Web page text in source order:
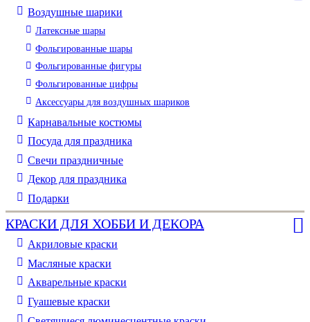
Воздушные шарики
Латексные шары
Фольгированные шары
Фольгированные фигуры
Фольгированные цифры
Аксессуары для воздушных шариков
Карнавальные костюмы
Посуда для праздника
Свечи праздничные
Декор для праздника
Подарки
КРАСКИ ДЛЯ ХОББИ И ДЕКОРА
Акриловые краски
Масляные краски
Акварельные краски
Гуашевые краски